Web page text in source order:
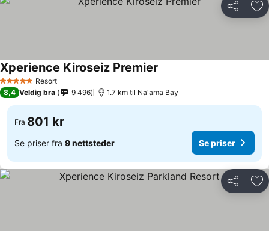
Del
5 Stjerner Resort
Xperience Kiroseiz Premier
8,4 Veldig bra 9 496 1.7 km til Na'ama Bay
Fra 801 kr
Se priser fra 9 nettsteder Se priser
Del